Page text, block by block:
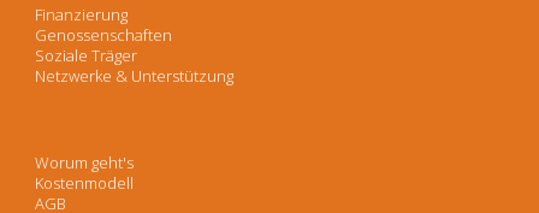
Finanzierung
Genossenschaften
Soziale Träger
Netzwerke & Unterstützung
Worum geht's
Kostenmodell
AGB